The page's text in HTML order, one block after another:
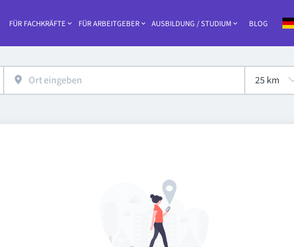
Haupt-Navigation
FÜR FACHKRÄFTE FÜR ARBEITGEBER AUSBILDUNG / STUDIUM BLOG